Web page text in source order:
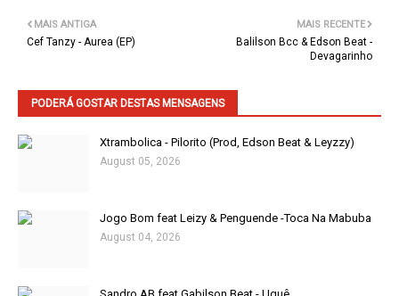
MAIS RECENTE
Balilson Bcc & Edson Beat -
Devagarinho
MAIS ANTIGA
Cef Tanzy - Aurea (EP)
PODERÁ GOSTAR DESTAS MENSAGENS
Xtrambolica - Pilorito (Prod, Edson Beat & Leyzzy)
August 05, 2026
Jogo Bom feat Leizy & Penguende -Toca Na Mabuba
August 04, 2026